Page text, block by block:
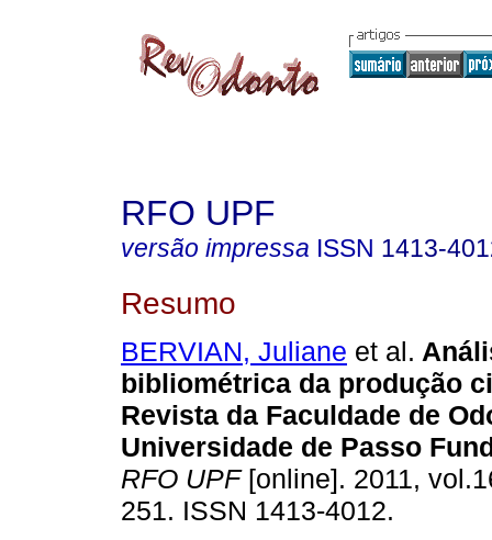
RFO UPF
versão impressa ISSN 1413-
Resumo
BERVIAN, Juliane et al.
bibliométrica da produção
Revista da Faculdade de
Universidade de Passo
RFO UPF[online]. 2011,
251. ISSN 1413-4012.